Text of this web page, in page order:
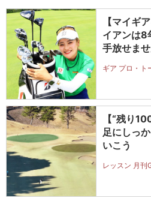
【マイギ
イアンは8
手放せませ
ギア プロ・ト
【“残り
足にしっ
いこう
レッスン 月刊